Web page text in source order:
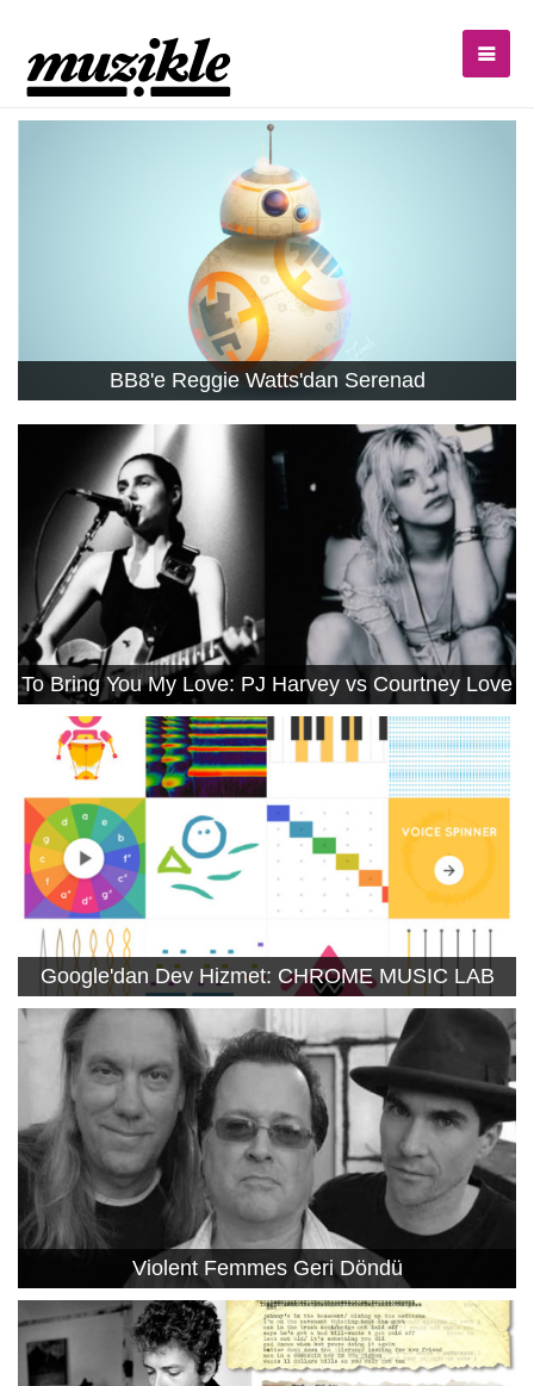
BB8'e Reggie Watts'dan Serenad
To Bring You My Love: PJ Harvey vs Courtney Love
Google'dan Dev Hizmet: CHROME MUSIC LAB
Violent Femmes Geri Döndü